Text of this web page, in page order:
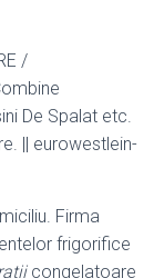
/
De Spalat etc.
|| eurowestlein-
Firma
frigorifice
congelatoare